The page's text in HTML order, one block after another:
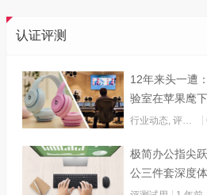
认证评测
12年来头一遭
验室在苹果麾
灯
行业动态 评测试用
极简办公指尖
公三件套深度